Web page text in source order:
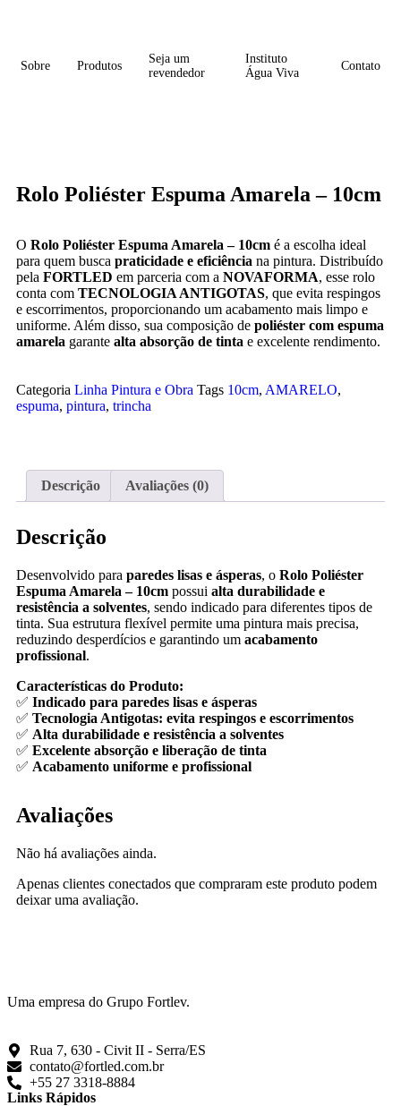
Sobre Produtos
Seja um
revendedor
Instituto
Água Viva
Contato
Rolo Poliéster Espuma Amarela – 10cm
O Rolo Poliéster Espuma Amarela – 10cm é a escolha ideal
para quem busca praticidade e eficiência na pintura. Distribuído
pela FORTLED em parceria com a NOVAFORMA, esse rolo
conta com TECNOLOGIA ANTIGOTAS, que evita respingos
e escorrimentos, proporcionando um acabamento mais limpo e
uniforme. Além disso, sua composição de poliéster com espuma
amarela garante alta absorção de tinta e excelente rendimento.
Categoria Linha Pintura e Obra Tags 10cm, AMARELO,
espuma, pintura, trincha
Descrição Avaliações (0)
Descrição
Desenvolvido para paredes lisas e ásperas, o Rolo Poliéster
Espuma Amarela – 10cm possui alta durabilidade e
resistência a solventes, sendo indicado para diferentes tipos de
tinta. Sua estrutura flexível permite uma pintura mais precisa,
reduzindo desperdícios e garantindo um acabamento
profissional.
Características do Produto:
✅ Indicado para paredes lisas e ásperas
✅ Tecnologia Antigotas: evita respingos e escorrimentos
✅ Alta durabilidade e resistência a solventes
✅ Excelente absorção e liberação de tinta
✅ Acabamento uniforme e profissional
Avaliações
Não há avaliações ainda.
Apenas clientes conectados que compraram este produto podem
deixar uma avaliação.
Uma empresa do Grupo Fortlev.
Rua 7, 630 - Civit II - Serra/ES
contato@fortled.com.br
+55 27 3318-8884
Links Rápidos